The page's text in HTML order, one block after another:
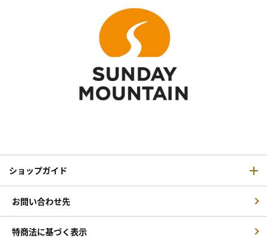
ショップガイド
お問い合わせ先
特商法に基づく表示